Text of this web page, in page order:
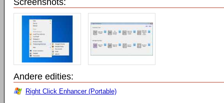
Screenshots:
Andere edities:
Right Click Enhancer (Portable)